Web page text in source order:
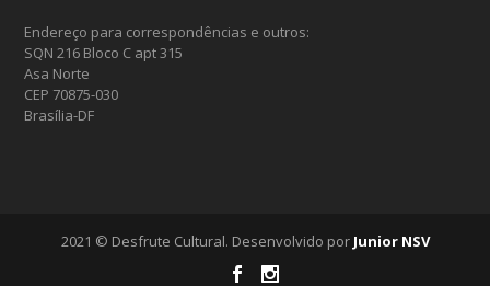
Endereço para correspondências e outros:
SQN 216 Bloco C apt 315
Asa Norte
CEP 70875-030
Brasília-DF
2021 © Desfrute Cultural. Desenvolvido por Junior NSV